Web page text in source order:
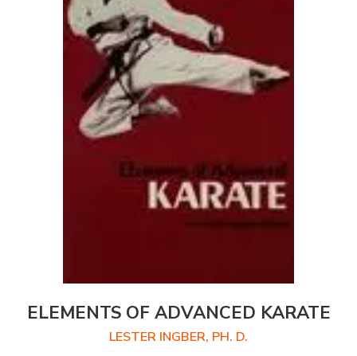
ELEMENTS OF ADVANCED KARATE
LESTER INGBER, PH. D.